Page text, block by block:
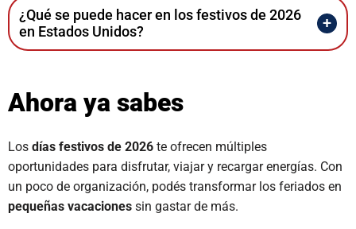
¿Qué se puede hacer en los festivos de 2026
en Estados Unidos?
Ahora ya sabes
Los días festivos de 2026 te ofrecen múltiples
oportunidades para disfrutar, viajar y recargar energías. Con
un poco de organización, podés transformar los feriados en
pequeñas vacaciones sin gastar de más.